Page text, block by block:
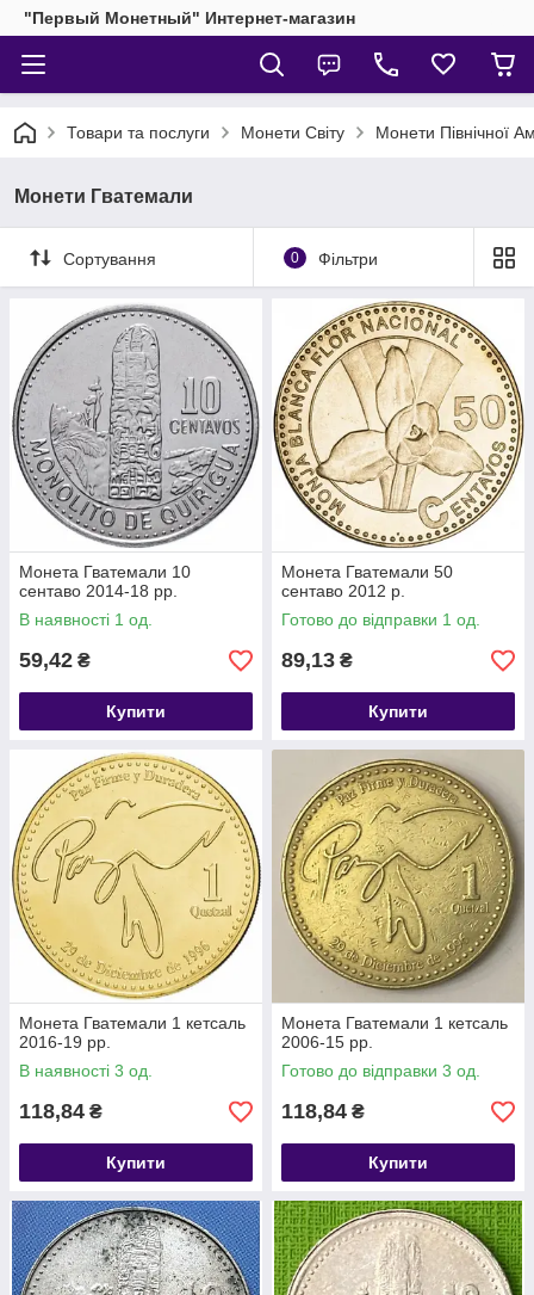
"Первый Монетный" Интернет-магазин
Товари та послуги Монети Світу Монети Північної
Монети Гватемали
Сортування 0 Фільтри
Монета Гватемали 10
сентаво 2014-18 рр.
В наявності 1 од.
59,42 ₴
Купити
Монета Гватемали 50
сентаво 2012 р.
Готово до відправки 1 од.
89,13 ₴
Купити
Монета Гватемали 1 кетсаль
2016-19 рр.
В наявності 3 од.
118,84 ₴
Купити
Монета Гватемали 1 кетсаль
2006-15 рр.
Готово до відправки 3 од.
118,84 ₴
Купити